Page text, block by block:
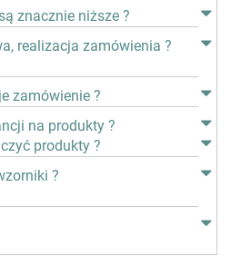
znacznie niższe ?
realizacja zamówienia ?
zamówienie ?
na produkty ?
produkty ?
?